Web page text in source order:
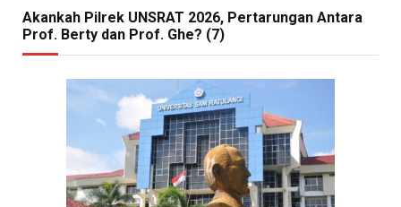
Akankah Pilrek UNSRAT 2026, Pertarungan Antara
Prof. Berty dan Prof. Ghe? (7)